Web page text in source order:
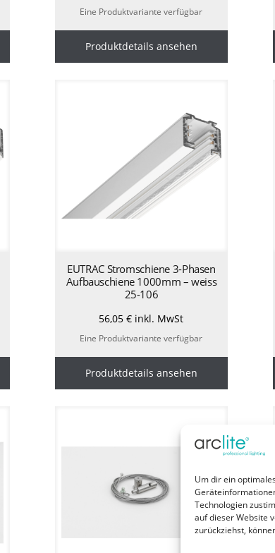
Um dir ein
Technologien
auf dieser Website
zurückziehst,
Eine Produktvariante verfügbar
Produktdetails ansehen
EUTRAC Stromschiene 3-Phasen
Aufbauschiene 1000mm – weiss
25-106
56,05€ inkl. MwSt
Eine Produktvariante verfügbar
Produktdetails ansehen